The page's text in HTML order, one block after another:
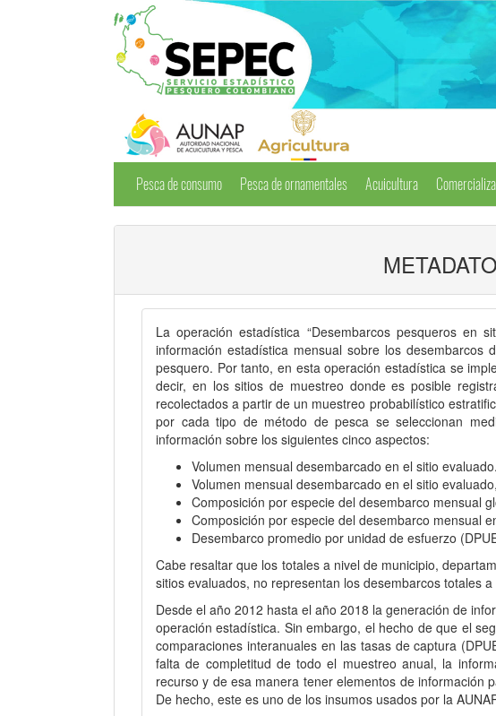
Pesca de consumo Pesca de ornamentales Acuicultura
La operación estadística “Desembarcos pesqueros en
información estadística mensual sobre los
pesquero. Por tanto, en esta operación estadística se
decir, en los sitios de muestreo donde es posible
recolectados a partir de un muestreo probabilístico
por cada tipo de método de pesca se seleccionan
información sobre los siguientes cinco aspectos:
Volumen mensual desembarcado en el sitio evaluado.
Volumen mensual desembarcado en el sitio
Composición por especie del desembarco mensual
Composición por especie del desembarco mensual
Desembarco promedio por unidad de esfuerzo
Cabe resaltar que los totales a nivel de municipio,
sitios evaluados, no representan los desembarcos totales
Desde el año 2012 hasta el año 2018 la generación de
operación estadística. Sin embargo, el hecho de que el
comparaciones interanuales en las tasas de captura
falta de completitud de todo el muestreo anual, la
recurso y de esa manera tener elementos de información
De hecho, este es uno de los insumos usados por la